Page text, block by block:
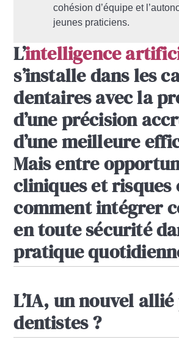
cohésion d’équipe et
jeunes praticiens.
L’intelligence
s’installe dans les
dentaires avec la
d’une précision
d’une meilleure
Mais entre
cliniques et risques
comment intégrer
en toute sécurité
pratique
L’IA, un nouvel
dentistes ?